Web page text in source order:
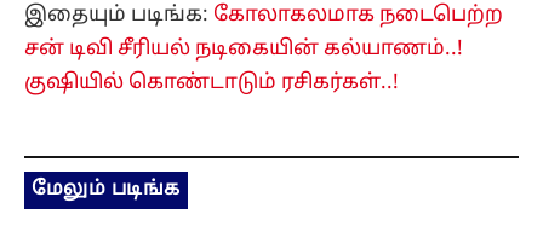
இதையும் படிங்க: கோலாகலமாக நடைபெற்ற
சன் டிவி சீரியல் நடிகையின் கல்யாணம்..!
குஷியில் கொண்டாடும் ரசிகர்கள்..!
மேலும் படிங்க